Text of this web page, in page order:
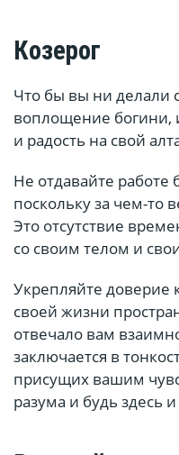
Козерог
Что бы вы ни делали
воплощение богини,
и радость на свой
Не отдавайте работе
поскольку за чем-то
Это отсутствие
со своим телом и
Укрепляйте доверие
своей жизни
отвечало вам
заключается в
присущих вашим
разума и будь здесь